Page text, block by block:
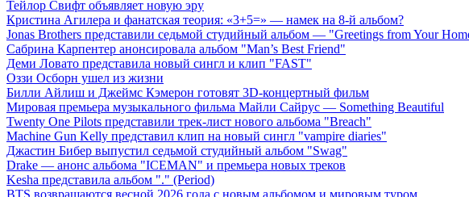
Тейлор Свифт объявляет новую эру
Кристина Агилера и фанатская теория: «3+5=» — намек на 8-й альбом?
Jonas Brothers представили седьмой студийный альбом — "Greetings from Your
Сабрина Карпентер анонсировала альбом "Man’s Best Friend"
Деми Ловато представила новый сингл и клип "FAST"
Оззи Осборн ушел из жизни
Билли Айлиш и Джеймс Кэмерон готовят 3D-концертный фильм
Мировая премьера музыкального фильма Майли Сайрус — Something Beautiful
Twenty One Pilots представили трек-лист нового альбома "Breach"
Machine Gun Kelly представил клип на новый сингл "vampire diaries"
Джастин Бибер выпустил седьмой студийный альбом "Swag"
Drake — анонс альбома "ICEMAN" и премьера новых треков
Kesha представила альбом "." (Period)
BTS возвращаются весной 2026 года с новым альбомом и мировым туром